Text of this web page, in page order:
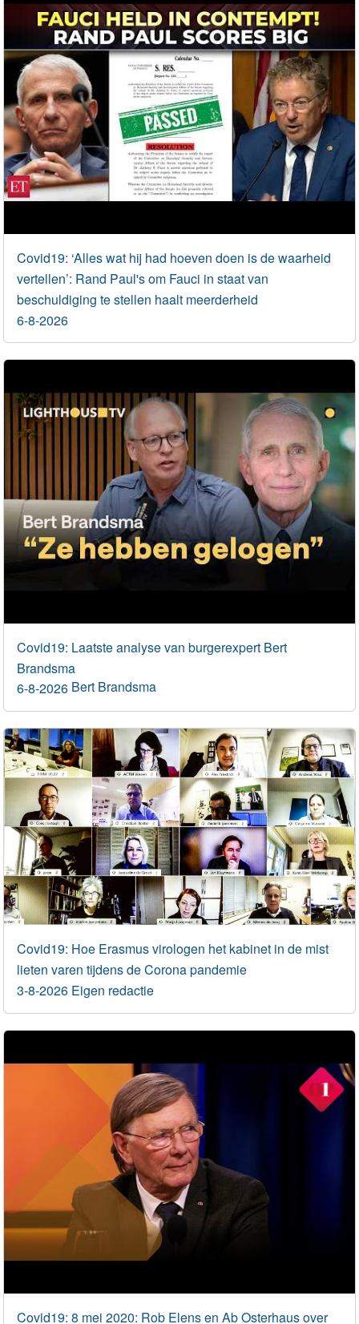
Covid19: ‘Alles wat hij had hoeven doen is de waarheid
vertellen’: Rand Paul's om Fauci in staat van
beschuldiging te stellen haalt meerderheid
6-8-2026
Covid19: Laatste analyse van burgerexpert Bert
Brandsma
6-8-2026 Bert Brandsma
Covid19: Hoe Erasmus virologen het kabinet in de mist
lieten varen tijdens de Corona pandemie
3-8-2026 Eigen redactie
Covid19: 8 mei 2020: Rob Elens en Ab Osterhaus over